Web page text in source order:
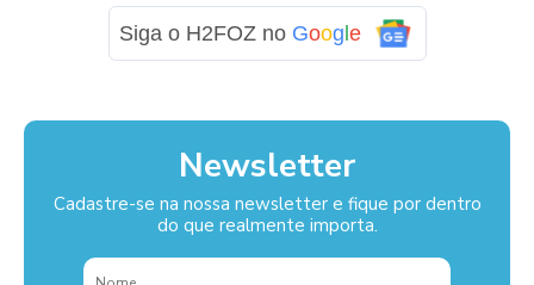
Siga o H2FOZ no Google
Newsletter
Cadastre-se na nossa newsletter e fique por dentro
do que realmente importa.